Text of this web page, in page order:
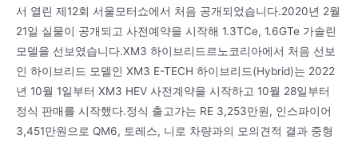
서 열린 제12회 서울모터쇼에서 처음 공개되었습니다.2020년 2월
21일 실물이 공개되고 사전예약을 시작해 1.3TCe, 1.6GTe 가솔린
모델을 선보였습니다.XM3 하이브리드르노코리아에서 처음 선보
인 하이브리드 모델인 XM3 E-TECH 하이브리드(Hybrid)는 2022
년 10월 1일부터 XM3 HEV 사전계약을 시작하고 10월 28일부터
정식 판매를 시작했다.정식 출고가는 RE 3,253만원, 인스파이어
3,451만원으로 QM6, 토레스, 니로 차량과의 모의견적 결과 중형